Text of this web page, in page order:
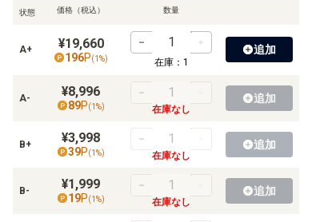
【S】プロモ
【SM】拡張パック
【SM】ハイクラスパックなど
状態 価格（税込） 数量
A+ ¥19,660
196P(1%) 在庫： 1
追加
A- ¥8,996
89P(1 %) 在庫なし
追加
B+ ¥3,998
39P(1%) 在庫なし
追加
B- ¥1,999
19P(1 %) 在庫なし
追加